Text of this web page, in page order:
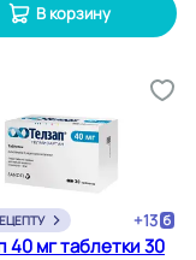
В корзину
+13
40 мг таблетки 30